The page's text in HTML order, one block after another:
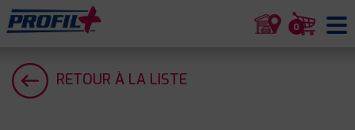
0
RETOUR À LA LISTE